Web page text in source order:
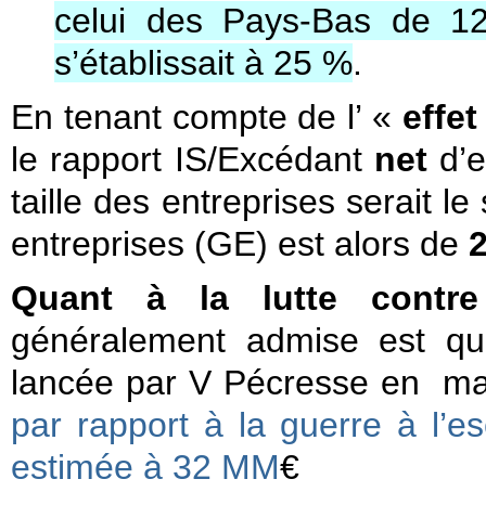
celui des Pays-Bas de
s’établissait à 25 %.
En tenant compte de l’ « effet
le rapport IS/Excédant net
taille des entreprises serait le
entreprises (GE) est alors de
Quant à la lutte
généralement admise est
lancée par V Pécresse en
par rapport à la guerre à
estimée à 32 MM€